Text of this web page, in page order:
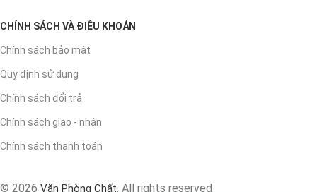
CHÍNH SÁCH VÀ ĐIỀU KHOẢN
Chính sách bảo mật
Quy định sử dụng
Chính sách đổi trả
Chính sách giao - nhận
Chính sách thanh toán
© 2026 Văn Phòng Chất . All rights reserved